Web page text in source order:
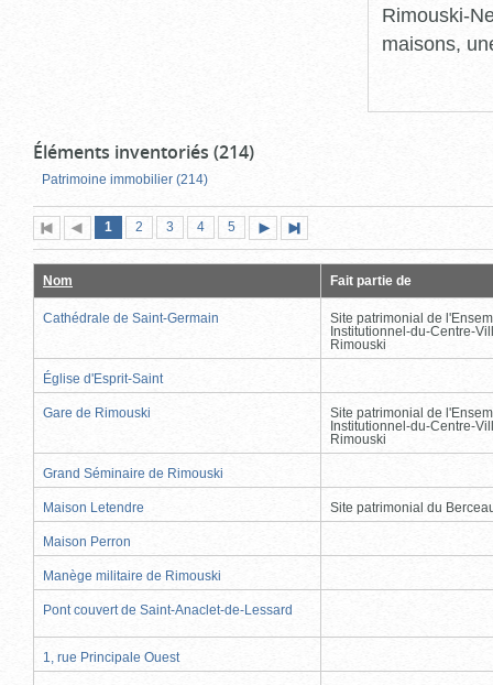
Rimouski-
maisons,
Éléments inventoriés (214)
Patrimoine immobilier (214)
Première
page
Page
précédente
Page
1 (page
actuelle)
Page
2 Page
3 Page
4 Page
5
suivante
page
Nom Fait partie de
Cathédrale de Saint-Germain
Site patrimonial de
Institutionnel-du-Centre-
Rimouski
Église d'Esprit-Saint
Gare de Rimouski
Site patrimonial de
Institutionnel-du-Centre-
Rimouski
Grand Séminaire de Rimouski
Maison Letendre Site patrimonial du
Maison Perron
Manège militaire de Rimouski
Pont couvert de Saint-Anaclet-de-Lessard
1, rue Principale Ouest